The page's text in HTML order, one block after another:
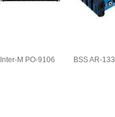
Inter-M PO-9106 BSS AR-133